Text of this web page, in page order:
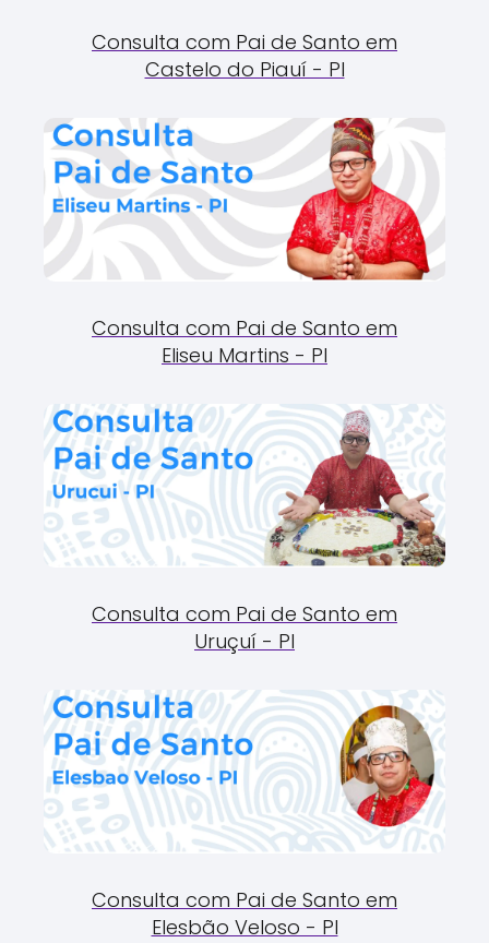
Consulta com Pai de Santo em
Castelo do Piauí - PI
Consulta com Pai de Santo em
Eliseu Martins - PI
Consulta com Pai de Santo em
Uruçuí - PI
Consulta com Pai de Santo em
Elesbão Veloso - PI